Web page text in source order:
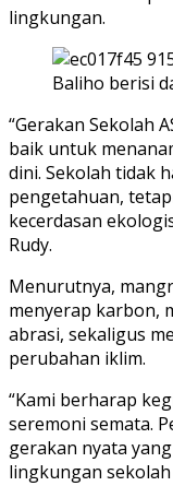
lingkungan.
Baliho berisi
“Gerakan Sekolah
baik untuk
dini. Sekolah tidak
pengetahuan,
kecerdasan
Rudy.
Menurutnya,
menyerap karbon,
abrasi, sekaligus
perubahan iklim.
“Kami berharap
seremoni semata.
gerakan nyata
lingkungan